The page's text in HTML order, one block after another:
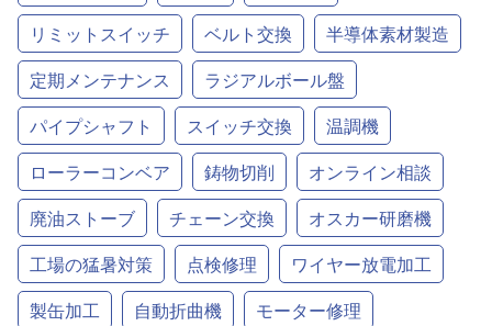
リミットスイッチ
ベルト交換
半導体素材製造
定期メンテナンス
ラジアルボール盤
パイプシャフト
スイッチ交換
温調機
ローラーコンベア
鋳物切削
オンライン相談
廃油ストーブ
チェーン交換
オスカー研磨機
工場の猛暑対策
点検修理
ワイヤー放電加工
製缶加工
自動折曲機
モーター修理